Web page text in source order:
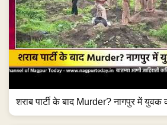
शराब पार्टी के बाद Murder? नागपुर में युवक